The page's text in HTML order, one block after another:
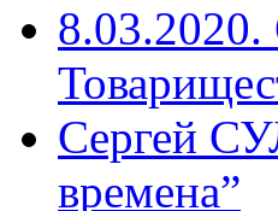
Сергей
времена”